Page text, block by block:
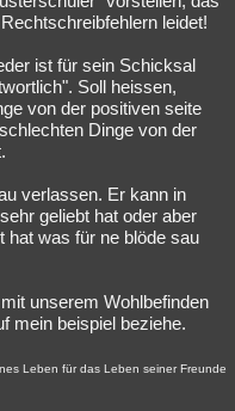
leidet!
ist für sein Schicksal
Soll heissen,
von der positiven seite
Dinge von der
verlassen. Er kann in
geliebt hat oder aber
hat was für ne blöde sau
unserem Wohlbefinden
mein beispiel beziehe.
Leben für das Leben seiner Freunde